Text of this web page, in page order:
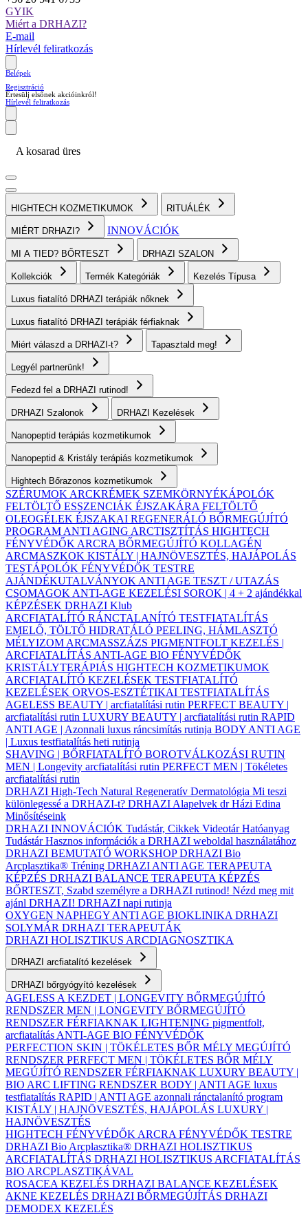
GYIK
Miért a DRHAZI?
E-mail
Hírlevél feliratkozás
Belépek
Regisztráció
Értesülj elsőnek akcióinkról!
Hírlevél feliratkozás
A kosarad üres
HIGHTECH KOZMETIKUMOK RITUÁLÉK
MIÉRT DRHAZI? INNOVÁCIÓK
MI A TIED? BŐRTESZT DRHAZI SZALON
Kollekciók Termék Kategóriák Kezelés Típusa
Luxus fiatalító DRHAZI terápiák nőknek
Luxus fiatalító DRHAZI terápiák férfiaknak
Miért válaszd a DRHAZI-t? Tapasztald meg!
Legyél partnerünk!
Fedezd fel a DRHAZI rutinod!
DRHAZI Szalonok DRHAZI Kezelések
Nanopeptid terápiás kozmetikumok
Nanopeptid & Kristály terápiás kozmetikumok
Hightech Bőrazonos kozmetikumok
SZÉRUMOK ARCKRÉMEK SZEMKÖRNYÉKÁPOLÓK
FELTÖLTŐ ESSZENCIÁK ÉJSZAKÁRA FELTÖLTŐ
OLEOGÉLEK ÉJSZAKAI REGENERÁLÓ BŐRMEGÚJÍTÓ
PROGRAM ANTI AGING ARCTISZTÍTÁS HIGHTECH
FÉNYVÉDŐK ARCRA BŐRMEGÚJÍTÓ KOLLAGÉN
ARCMASZKOK KISTÁLY | HAJNÖVESZTÉS, HAJÁPOLÁS
TESTÁPOLÓK FÉNYVÉDŐK TESTRE
AJÁNDÉKUTALVÁNYOK ANTI AGE TESZT / UTAZÁS
CSOMAGOK ANTI-AGE KEZELÉSI SOROK | 4 + 2 ajándékkal
KÉPZÉSEK DRHAZI Klub
ARCFIATALÍTÓ RÁNCTALANÍTÓ TESTFIATALÍTÁS
EMELŐ, TÖLTŐ HIDRATÁLÓ PEELING, HÁMLASZTÓ
MÉLYIZOM ARCMASSZÁZS PIGMENTFOLT KEZELÉS |
ARCFIATALÍTÁS ANTI-AGE BIO FÉNYVÉDŐK
KRISTÁLYTERÁPIÁS HIGHTECH KOZMETIKUMOK
ARCFIATALÍTÓ KEZELÉSEK TESTFIATALÍTÓ
KEZELÉSEK ORVOS-ESZTÉTIKAI TESTFIATALÍTÁS
AGELESS BEAUTY | arcfiatalítási rutin PERFECT BEAUTY |
arcfiatalítási rutin LUXURY BEAUTY | arcfiatalítási rutin RAPID
ANTI AGE | Azonnali luxus ráncsimítás rutinja BODY ANTI AGE
| Luxus testfiatalítás heti rutinja
SHAVING | BŐRFIATALÍTÓ BOROTVÁLKOZÁSI RUTIN
MEN | Longevity arcfiatalítási rutin PERFECT MEN | Tökéletes
arcfiatalítási rutin
DRHAZI High-Tech Natural Regeneratív Dermatológia Mi teszi
különlegessé a DRHAZI-t? DRHAZI Alapelvek dr Házi Edina
Minősítéseink
DRHAZI INNOVÁCIÓK Tudástár, Cikkek VideotárHatóanyag
TudástárHasznos információk a DRHAZI weboldal használatához
DRHAZI BEMUTATÓ WORKSHOPDRHAZI Bio
Arcplasztika® Tréning DRHAZI ANTI AGE TERAPEUTA
KÉPZÉS DRHAZI BALANCE TERAPEUTA KÉPZÉS
BŐRTESZT, Szabd személyre a DRHAZI rutinod! Nézd meg mit
ajánl DRHAZI! DRHAZI napi rutinja
OXYGEN NAPHEGY ANTI AGE BIOKLINIKA DRHAZI
SOLYMÁR DRHAZI TERAPEUTÁK
DRHAZI HOLISZTIKUS ARCDIAGNOSZTIKA
DRHAZI arcfiatalító kezelések
DRHAZI bőrgyógyító kezelések
AGELESS A KEZDET | LONGEVITY BŐRMEGÚJÍTÓ
RENDSZER MEN | LONGEVITY BŐRMEGÚJÍTÓ
RENDSZER FÉRFIAKNAK LIGHTENING pigmentfolt,
arcfiatalítás ANTI-AGE BIO FÉNYVÉDŐK
PERFECTION SKIN | TÖKÉLETES BŐR MÉLY MEGÚJÍTÓ
RENDSZER PERFECT MEN | TÖKÉLETES BŐR MÉLY
MEGÚJÍTÓ RENDSZER FÉRFIAKNAK LUXURY BEAUTY |
BIO ARC LIFTING RENDSZER BODY | ANTI AGE luxus
testfiatalítás RAPID | ANTI AGE azonnali ránctalanító program
KISTÁLY | HAJNÖVESZTÉS, HAJÁPOLÁS LUXURY |
HAJNÖVESZTÉS
HIGHTECH FÉNYVÉDŐK ARCRA FÉNYVÉDŐK TESTRE
DRHAZI Bio Arcplasztika® DRHAZI HOLISZTIKUS
ARCFIATALÍTÁS DRHAZI HOLISZTIKUS ARCFIATALÍTÁS
BIO ARCPLASZTIKÁVAL
ROSACEA KEZELÉS DRHAZI BALANCE KEZELÉSEK
AKNE KEZELÉS DRHAZI BŐRMEGÚJÍTÁS DRHAZI
DEMODEX KEZELÉS